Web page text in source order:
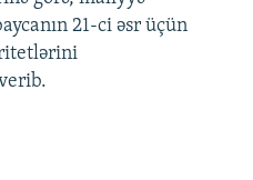
21-ci əsr üçün